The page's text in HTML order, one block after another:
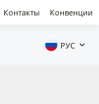
Контакты Конвенции
РУС